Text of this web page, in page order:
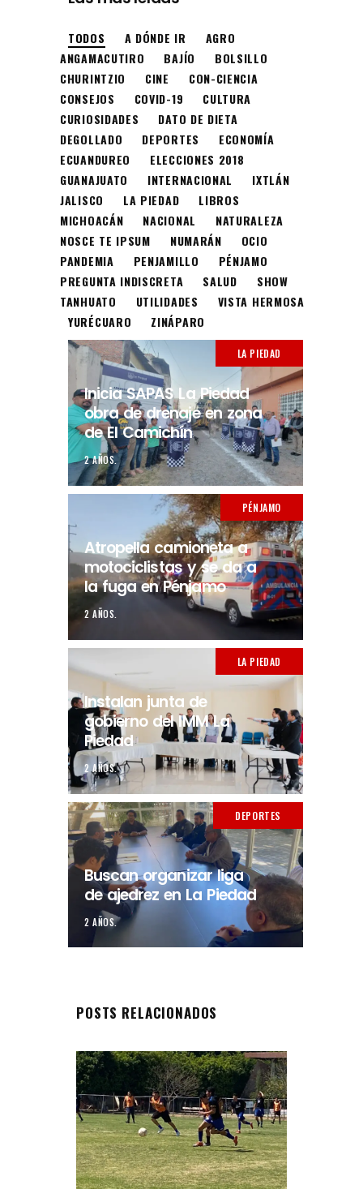
TODOS A DÓNDE IR
AGRO
ANGAMACUTIRO
BAJÍO
BOLSILLO
CHURINTZIO
CINE
CON-CIENCIA
CONSEJOS
COVID-19
CULTURA
CURIOSIDADES
DATO DE DIETA
DEGOLLADO
DEPORTES
ECONOMÍA
ECUANDUREO
ELECCIONES 2018
GUANAJUATO
INTERNACIONAL
IXTLÁN
JALISCO
LA PIEDAD
LIBROS
MICHOACÁN
NACIONAL
NATURALEZA
NOSCE TE IPSUM
NUMARÁN
OCIO
PANDEMIA
PENJAMILLO
PÉNJAMO
PREGUNTA INDISCRETA
SALUD
SHOW
TANHUATO
UTILIDADES
VISTA HERMOSA
YURÉCUARO
ZINÁPARO
LA PIEDAD
Inicia SAPAS La Piedad
obra de drenaje en zona
de El Camichín
2 AÑOS.
PÉNJAMO
Atropella camioneta a
motociclistas y se da a
la fuga en Pénjamo
2 AÑOS.
LA PIEDAD
Instalan junta de
gobierno del IMM La
Piedad
2 AÑOS.
DEPORTES
Buscan organizar liga
de ajedrez en La Piedad
2 AÑOS.
POSTS RELACIONADOS